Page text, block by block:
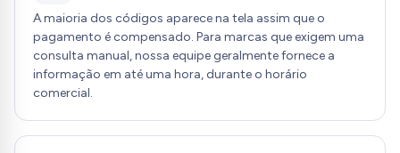
A maioria dos códigos aparece na tela assim que o
pagamento é compensado. Para marcas que exigem uma
consulta manual, nossa equipe geralmente fornece a
informação em até uma hora, durante o horário
comercial.